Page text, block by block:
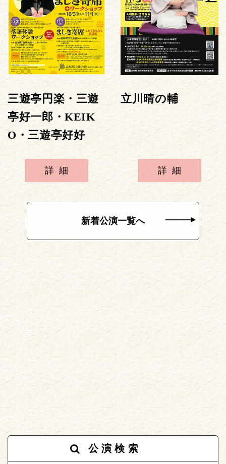
三遊亭円楽・三遊
亭好一郎・KEIK
O・三遊亭好好
詳細
立川晴の輔
詳細
新着公演一覧へ
公演検索